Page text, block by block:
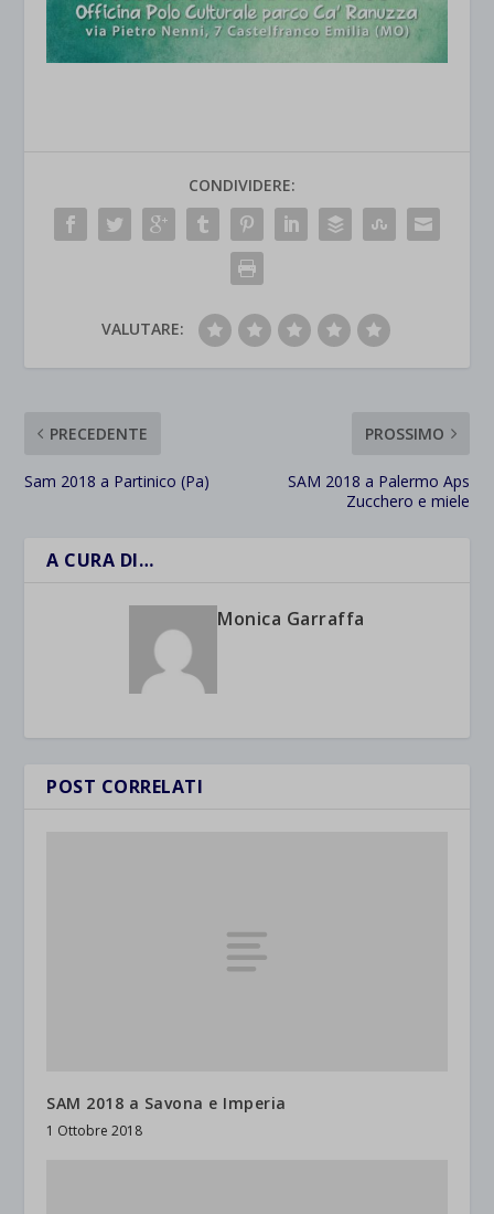
CONDIVIDERE:
VALUTARE:
PRECEDENTE
Sam 2018 a Partinico (Pa)
PROSSIMO
SAM 2018 a Palermo Aps
Zucchero e miele
A CURA DI…
Monica Garraffa
POST CORRELATI
SAM 2018 a Savona e Imperia
1 Ottobre 2018